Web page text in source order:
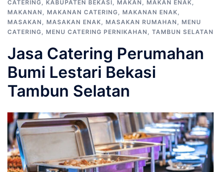
CATERING, KABUPATEN BEKASI, MAKAN , MAKAN ENAK,
MAKANAN , MAKANAN CATERING, MAKANAN ENAK,
MASAKAN , MASAKAN ENAK, MASAKAN RUMAHAN , MENU
CATERING, MENU CATERING PERNIKAHAN , TAMBUN SELATAN
Jasa Catering Perumahan
Bumi Lestari Bekasi
Tambun Selatan